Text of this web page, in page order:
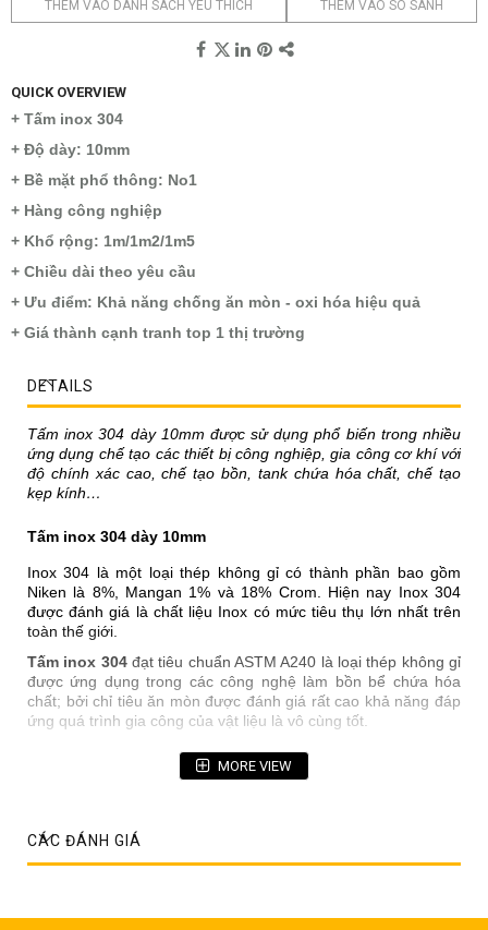
THÊM VÀO DANH SÁCH YÊU THÍCH THÊM VÀO SO SÁNH
QUICK OVERVIEW
+ Tấm inox 304
+ Độ dày: 10mm
+ Bề mặt phổ thông: No1
+ Hàng công nghiệp
+ Khổ rộng: 1m/1m2/1m5
+ Chiều dài theo yêu cầu
+ Ưu điểm: Khả năng chống ăn mòn - oxi hóa hiệu quả
+ Giá thành cạnh tranh top 1 thị trường
DETAILS
Tấm inox 304 dày 10mm được sử dụng phổ biến trong nhiều
ứng dụng chế tạo các thiết bị công nghiệp, gia công cơ khí với
độ chính xác cao, chế tạo bồn, tank chứa hóa chất, chế tạo
kẹp kính…
Tấm inox 304 dày 10mm
Inox 304 là một loại thép không gỉ có thành phần bao gồm
Niken là 8%, Mangan 1% và 18% Crom. Hiện nay Inox 304
được đánh giá là chất liệu Inox có mức tiêu thụ lớn nhất trên
toàn thế giới.
Tấm inox 304đạt tiêu chuẩn ASTM A240 là loại thép không gỉ
được ứng dụng trong các công nghệ làm bồn bể chứa hóa
chất; bởi chỉ tiêu ăn mòn được đánh giá rất cao khả năng đáp
ứng quá trình gia công của vật liệu là vô cùng tốt.
Thông tin chi tiết tấm inox 304 dày 10mm
Khổ rộng: 1500mm
MORE VIEW
CÁC ĐÁNH GIÁ